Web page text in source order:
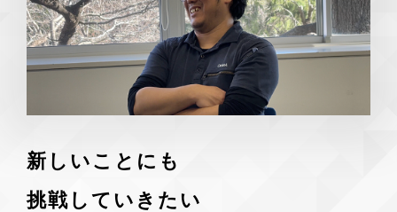
新しいことにも
挑戦していきたい